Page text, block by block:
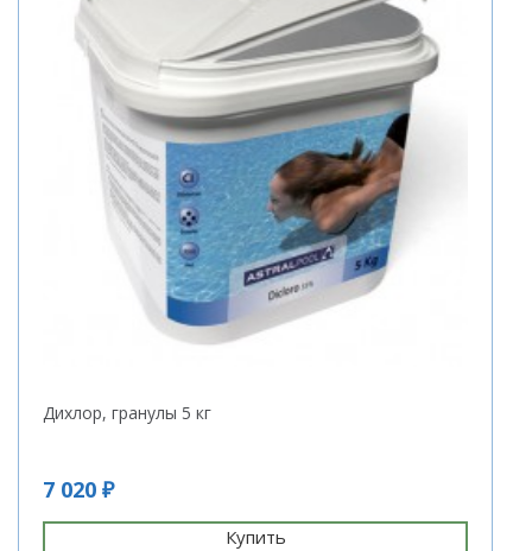
Дихлор, гранулы 5 кг
7 020 ₽
Купить